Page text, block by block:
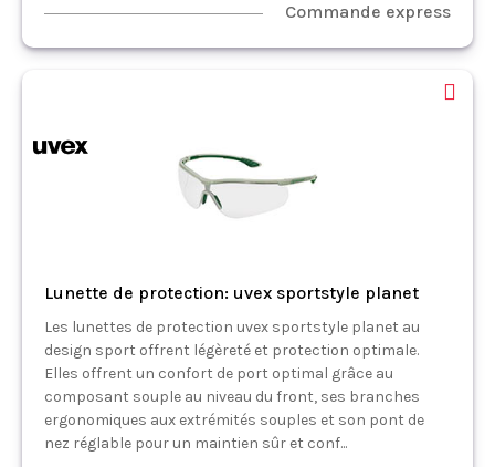
Commande express
Lunette de protection: uvex sportstyle planet
Les lunettes de protection uvex sportstyle planet au
design sport offrent légèreté et protection optimale.
Elles offrent un confort de port optimal grâce au
composant souple au niveau du front, ses branches
ergonomiques aux extrémités souples et son pont de
nez réglable pour un maintien sûr et conf...